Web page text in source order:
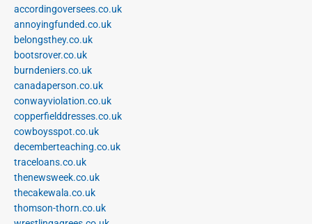
accordingoversees.co.uk
annoyingfunded.co.uk
belongsthey.co.uk
bootsrover.co.uk
burndeniers.co.uk
canadaperson.co.uk
conwayviolation.co.uk
copperfielddresses.co.uk
cowboysspot.co.uk
decemberteaching.co.uk
traceloans.co.uk
thenewsweek.co.uk
thecakewala.co.uk
thomson-thorn.co.uk